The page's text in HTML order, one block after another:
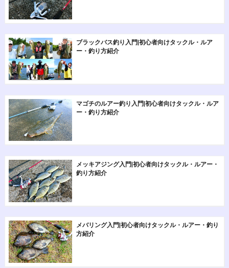
ブラックバス釣り入門|初心者向けタックル・ルア
ー・釣り方紹介
マゴチのルアー釣り入門|初心者向けタックル・ルア
ー・釣り方紹介
メッキアジング入門|初心者向けタックル・ルアー・
釣り方紹介
メバリング入門|初心者向けタックル・ルアー・釣り
方紹介